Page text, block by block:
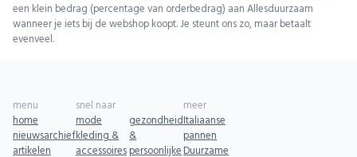
een klein bedrag (percentage van orderbedrag) aan Allesduurzaam
wanneer je iets bij de webshop koopt. Je steunt ons zo, maar betaalt
evenveel.
menu
home
nieuwsarchief
artikelen
snel naar
mode
kleding &
accessoires
gezondheid
&
persoonlijke
meer
Italiaanse
pannen
Duurzame